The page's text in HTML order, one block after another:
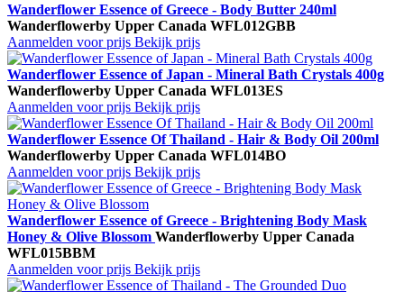
Wanderflower Essence of Greece - Body Butter 240ml
Wanderflowerby Upper Canada WFL012GBB
Aanmelden voor prijs Bekijk prijs
Wanderflower Essence of Japan - Mineral Bath Crystals 400g
Wanderflowerby Upper Canada WFL013ES
Aanmelden voor prijs Bekijk prijs
Wanderflower Essence Of Thailand - Hair & Body Oil 200ml
Wanderflowerby Upper Canada WFL014BO
Aanmelden voor prijs Bekijk prijs
Wanderflower Essence of Greece - Brightening Body Mask
Honey & Olive Blossom Wanderflowerby Upper Canada
WFL015BBM
Aanmelden voor prijs Bekijk prijs